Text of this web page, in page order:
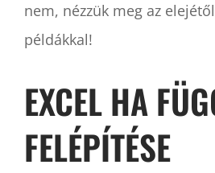
nem, nézzük meg az
példákkal!
EXCEL HA
FELÉPÍTÉSE